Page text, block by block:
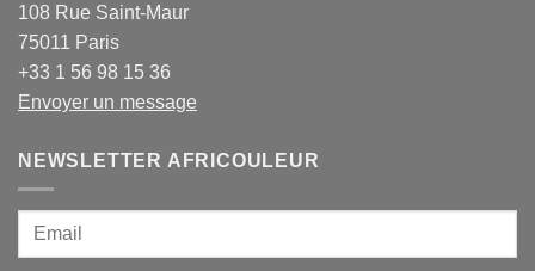
108 Rue Saint-Maur
75011 Paris
+33 1 56 98 15 36
Envoyer un message
NEWSLETTER AFRICOULEUR